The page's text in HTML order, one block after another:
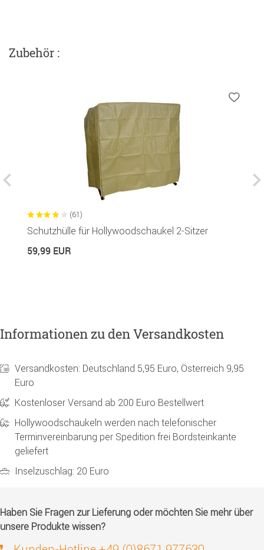
Zubehör :
(61)
Schutzhülle für Hollywoodschaukel 2-Sitzer
59,99 EUR
Informationen zu den Versandkosten
Versandkosten: Deutschland 5,95 Euro, Österreich 9,95
Euro
Kostenloser Versand ab 200 Euro Bestellwert
Hollywoodschaukeln werden nach telefonischer
Terminvereinbarung per Spedition frei Bordsteinkante
geliefert
Inselzuschlag: 20 Euro
Haben Sie Fragen zur Lieferung oder möchten Sie mehr über
unsere Produkte wissen?